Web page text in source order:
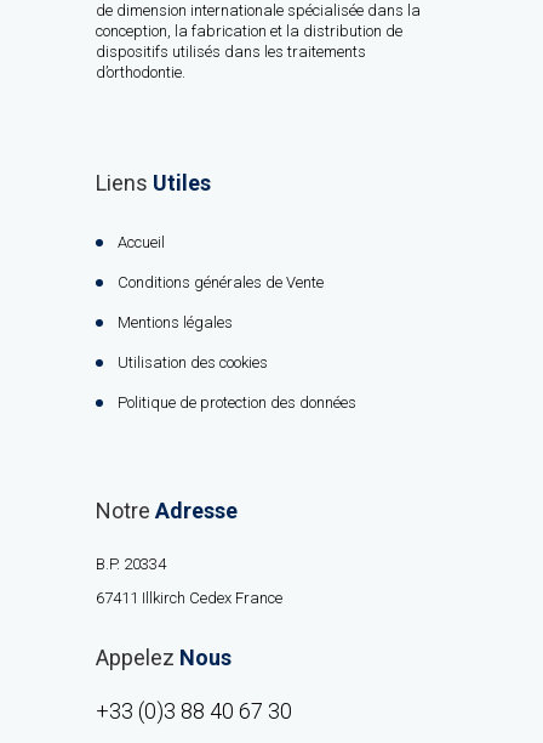
de dimension internationale spécialisée dans la
conception, la fabrication et la distribution de
dispositifs utilisés dans les traitements
d’orthodontie.
Liens Utiles
Accueil
Conditions générales de Vente
Mentions légales
Utilisation des cookies
Politique de protection des données
Notre Adresse
B.P. 20334
67411 Illkirch Cedex France
Appelez Nous
+33 (0)3 88 40 67 30